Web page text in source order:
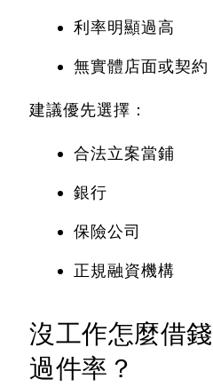
利率明顯過高
無實體店面或契約
建議優先選擇：
合法立案當鋪
銀行
保險公司
正規融資機構
沒工作怎麼借
過件率？